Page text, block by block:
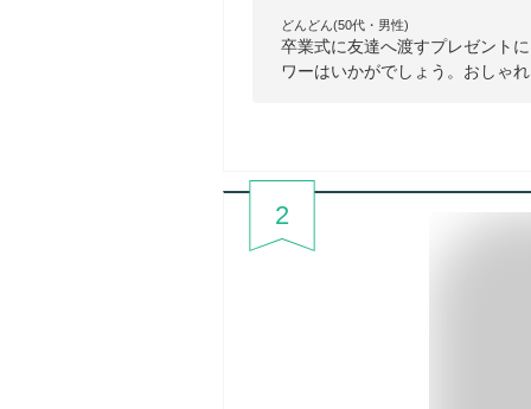
どんどん(50代・男性)
卒業式に友達へ渡すプレゼント
ワーはいかがでしょう。おしゃ
2